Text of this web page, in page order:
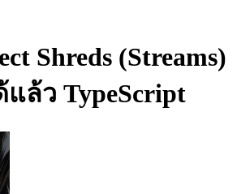
Shreds (Streams)
ล้ว TypeScript